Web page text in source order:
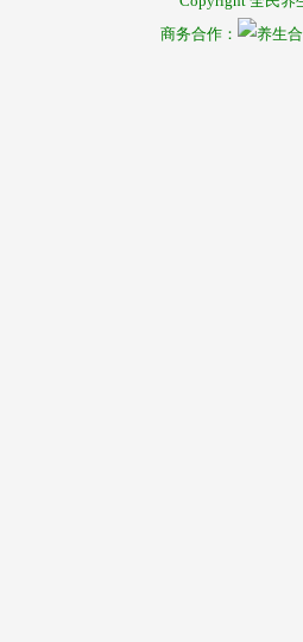
商务合作：